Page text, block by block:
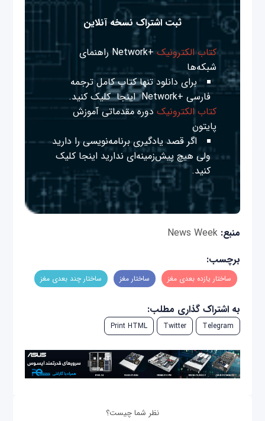
ثبت اشتراک نسخه آنلاین
کتاب الکترونیک
+Network راهنمای
شبکه‌ها
برای دانلود تنها کتاب کامل ترجمه
فارسی +Network
اینجا کلیک کنید.
کتاب الکترونیک دوره مقدماتی آموزش
پایتون
اگر قصد یادگیری برنامه‌نویسی را دارید
ولی هیچ پیش‌زمینه‌ای نداریداینجا کلیک
کنید.
منبع:News Week
برچسب:
ساختار یازده بعدی مغز ساختار مغز ساختار چند بعدی مغز
به اشتراک گذاری مطلب:
Telegram
Twitter
Print HTML
نظر شما چیست؟